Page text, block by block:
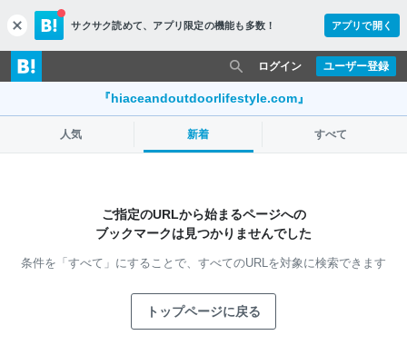
c
l
o
s
サクサク読めて、 アプリ限定の機能も多数！ アプリで開く
ユーザー登録
ログイン
『hiaceandoutdoorlifestyle.com』
人気 新着 すべて
ご指定のURLから始まるページへの
ブックマークは見つかりませんでした
条件を「すべて」にすることで、 すべてのURLを対象に検索できます
トップページに戻る